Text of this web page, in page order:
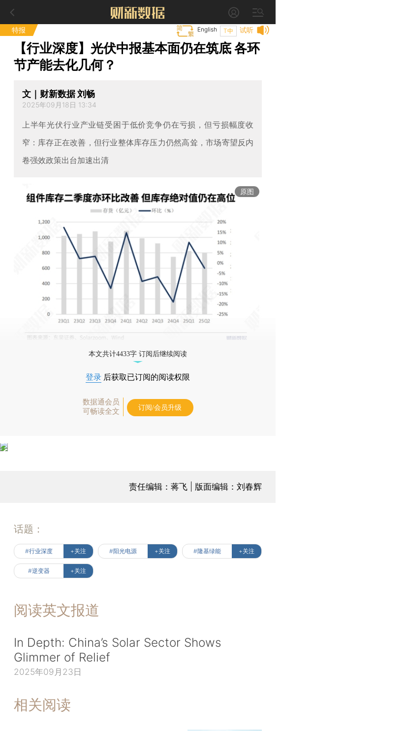
特报 试听
T中
English
【行业深度】光伏中报基本面仍在筑底 各环
节产能去化几何？
文｜财新数据 刘畅
2025年09月18日 13:34
上半年光伏行业产业链受困于低价竞争仍在亏损，但亏损幅度收
窄：库存正在改善，但行业整体库存压力仍然高耸，市场寄望反内
卷强效政策出台加速出清
原图
本文共计4433字 订阅后继续阅读
登录 后获取已订阅的阅读权限
数据通会员
可畅读全文
订阅/会员升级
责任编辑：蒋飞 | 版面编辑：刘春辉
话题：
#行业深度 +关注 #阳光电源 +关注 #隆基绿能 +关注
#逆变器 +关注
阅读英文报道
In Depth: China’s Solar Sector Shows
Glimmer of Relief
2025年09月23日
相关阅读